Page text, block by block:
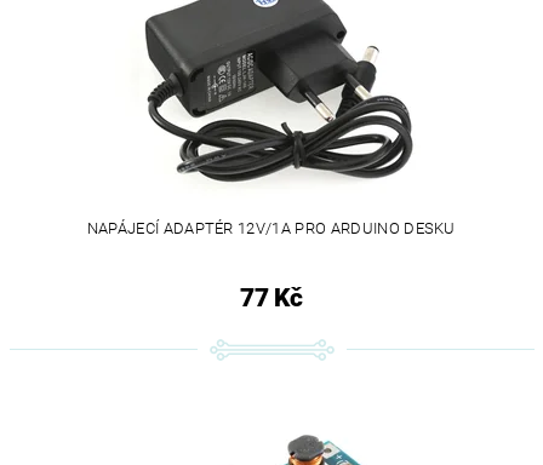
NAPÁJECÍ ADAPTÉR 12V/1A PRO ARDUINO DESKU
77 Kč